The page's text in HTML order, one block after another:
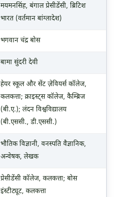
मयमनसिंह, बंगाल प्रेसीडेंसी, ब्रिटिश
भारत (वर्तमान बांग्लादेश)
भगवान चंद्र बोस
बामा सुंदरी देवी
हेयर स्कूल और सेंट ज़ेवियर्स कॉलेज,
कलकत्ता; क्राइस्ट्स कॉलेज, कैम्ब्रिज
(बी.ए.); लंदन विश्वविद्यालय
(बी.एससी., डी.एससी.)
भौतिक विज्ञानी, वनस्पति वैज्ञानिक,
अन्वेषक, लेखक
प्रेसीडेंसी कॉलेज, कलकत्ता; बोस
इंस्टीट्यूट, कलकत्ता